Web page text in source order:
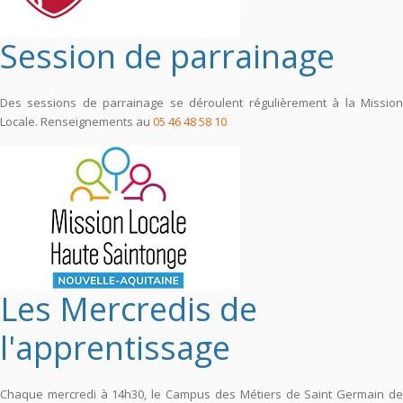
Session de parrainage
Des sessions de parrainage se déroulent régulièrement à la Mission
Locale. Renseignements au 05 46 48 58 10
Les Mercredis de
l'apprentissage
Chaque mercredi à 14h30, le Campus des Métiers de Saint Germain de